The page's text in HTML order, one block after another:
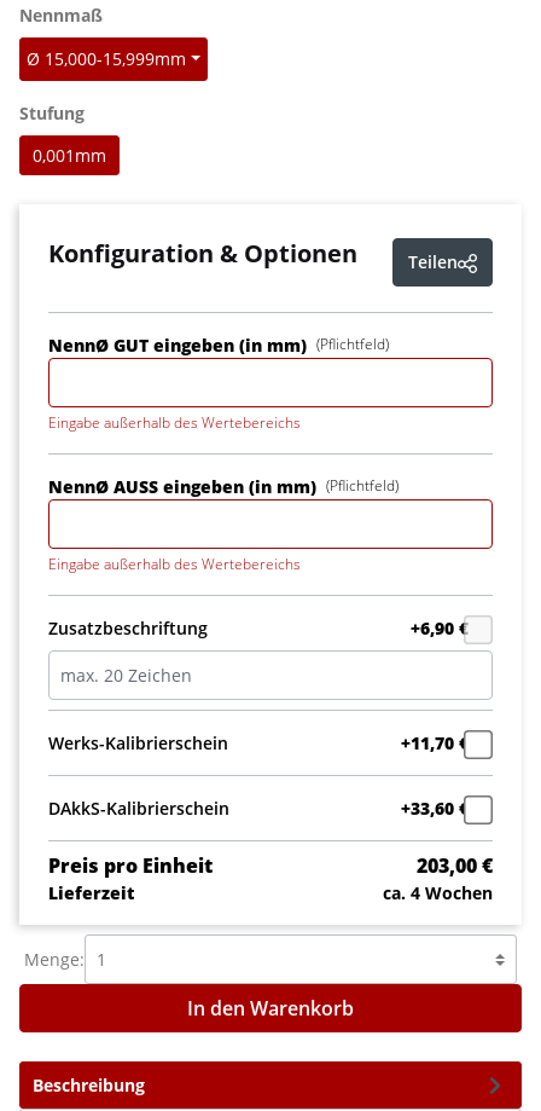
Beschreibung
Nennmaßauswählen
Ø 15,000-15,999mm
Stufungauswählen
0,001mm
Konfiguration & Optionen Teilen
NennØ GUT eingeben (in mm) (Pflichtfeld)
Eingabe außerhalb des Wertebereichs
NennØ AUSS eingeben (in mm) (Pflichtfeld)
Eingabe außerhalb des Wertebereichs
Zusatzbeschriftung +6,90 €
Werks-Kalibrierschein +11,70 €
DAkkS-Kalibrierschein +33,60 €
Preis pro Einheit 203,00 €
Lieferzeit ca. 4 Wochen
Menge:
In den Warenkorb